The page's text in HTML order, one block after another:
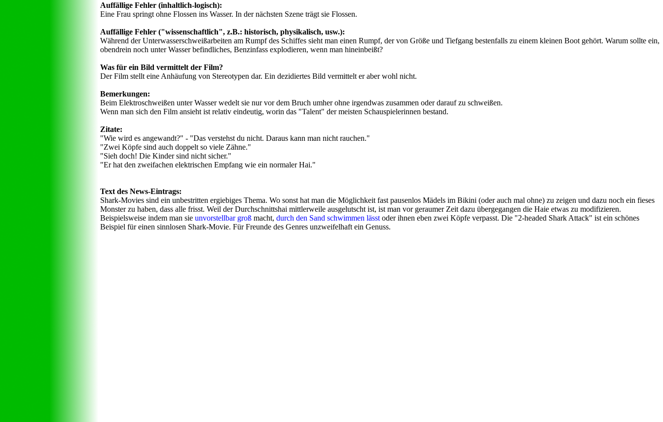
Auffällige Fehler (inhaltlich-logisch):
Eine Frau springt ohne Flossen ins Wasser. In der nächsten Szene trägt sie Flossen.
Auffällige Fehler ("wissenschaftlich", z.B.: historisch, physikalisch, usw.):
Während der Unterwasserschweißarbeiten am Rumpf des Schiffes sieht man einen Rumpf, der von Größe und Tiefgang bestenfalls zu einem kleinen Boot gehört. Warum sollte ein,
obendrein noch unter Wasser befindliches, Benzinfass explodieren, wenn man hineinbeißt?
Was für ein Bild vermittelt der Film?
Der Film stellt eine Anhäufung von Stereotypen dar. Ein dezidiertes Bild vermittelt er aber wohl nicht.
Bemerkungen:
Beim Elektroschweißen unter Wasser wedelt sie nur vor dem Bruch umher ohne irgendwas zusammen oder darauf zu schweißen.
Wenn man sich den Film ansieht ist relativ eindeutig, worin das "Talent" der meisten Schauspielerinnen bestand.
Zitate:
"Wie wird es angewandt?" - "Das verstehst du nicht. Daraus kann man nicht rauchen."
"Zwei Köpfe sind auch doppelt so viele Zähne."
"Sieh doch! Die Kinder sind nicht sicher."
"Er hat den zweifachen elektrischen Empfang wie ein normaler Hai."
Text des News-Eintrags:
Shark-Movies sind ein unbestritten ergiebiges Thema. Wo sonst hat man die Möglichkeit fast pausenlos Mädels im Bikini (oder auch mal ohne) zu zeigen und dazu noch ein fieses
Monster zu haben, dass alle frisst. Weil der Durchschnittshai mittlerweile ausgelutscht ist, ist man vor geraumer Zeit dazu übergegangen die Haie etwas zu modifizieren.
Beispielsweise indem man sie unvorstellbar groß macht, durch den Sand schwimmen lässt oder ihnen eben zwei Köpfe verpasst. Die "2-headed Shark Attack" ist ein schönes
Beispiel für einen sinnlosen Shark-Movie. Für Freunde des Genres unzweifelhaft ein Genuss.